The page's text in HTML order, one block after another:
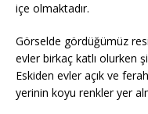
içe olmaktadır.
Görselde gördüğümüz
evler birkaç katlı olurken
Eskiden evler açık ve
yerinin koyu renkler yer